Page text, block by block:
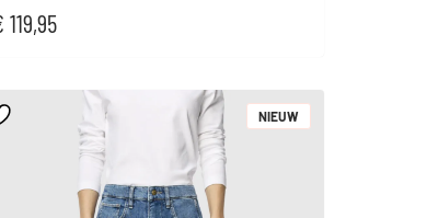
119,95
NIEUW